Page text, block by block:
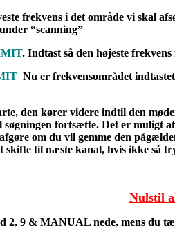
frekvens i det område vi skal
“scanning”
. Indtast så den højeste
Nu er frekvensområdet indtastet
den kører videre indtil den
fortsætte. Det er muligt
om du vil gemme den
skifte til næste kanal, hvis ikke så
Nulstil
2, 9 & MANUALnede, mens du